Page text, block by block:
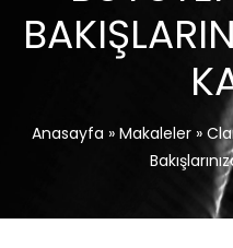
Anasayfa » Makaleler»